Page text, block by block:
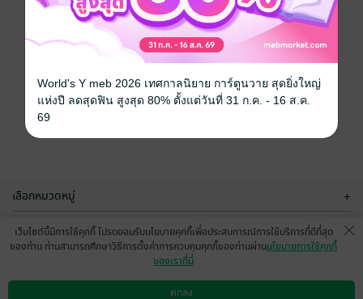
เลือกหมวดหมู่ +
บริการช่วยเหลือ +
เว็บไซต์นี้มีการใช้คุกกี้ โปรดยอมรับนโยบายคุกกี้เพื่อประสบการณ์การใช้บริการที่ดีที่สุด
ของท่าน ท่านสามารถศึกษาวิธีการตั้งค่าการควบคุมคุกกี้ของท่านผ่านนโยบายการใช้คุกกี้
ของเราที่นี่
ตกลง
World's Y meb 2026 เทศกาลนิยาย การ์ตูนวาย สุดยิ่งใหญ่
แห่งปี ลดสุดฟิน สูงสุด 80% ตั้งแต่วันที่ 31 ก.ค. - 16 ส.ค.
69